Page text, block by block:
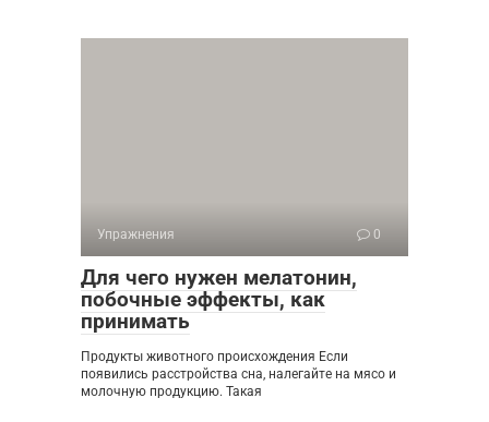
Упражнения 0
Для чего нужен мелатонин,
побочные эффекты, как
принимать
Продукты животного происхождения Если
появились расстройства сна, налегайте на мясо и
молочную продукцию. Такая